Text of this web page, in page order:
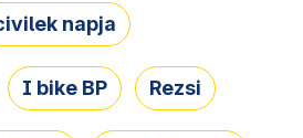
napja
I bike BP Rezsi